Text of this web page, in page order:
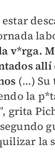
v*rga.
allí
(...)
la
grita
la